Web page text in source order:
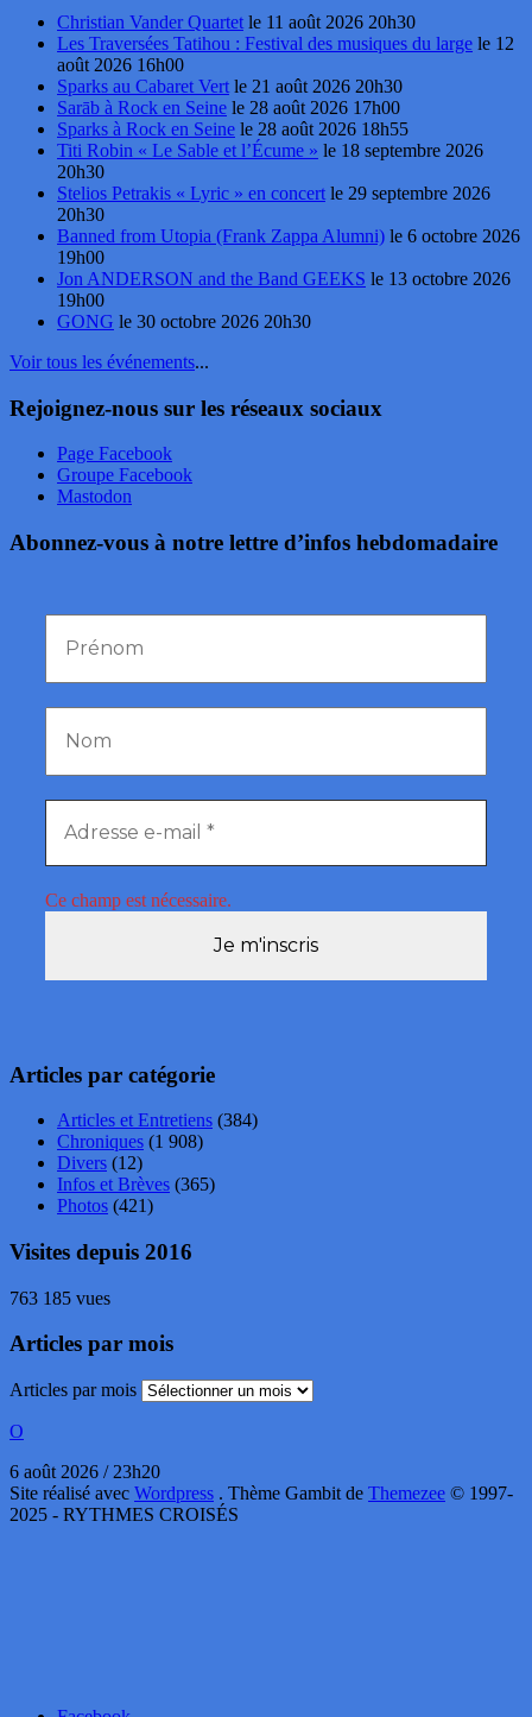
Christian Vander Quartet le 11 août 2026 20h30
Les Traversées Tatihou : Festival des musiques du large le 12
août 2026 16h00
Sparks au Cabaret Vert le 21 août 2026 20h30
Sarāb à Rock en Seine le 28 août 2026 17h00
Sparks à Rock en Seine le 28 août 2026 18h55
Titi Robin « Le Sable et l’Écume » le 18 septembre 2026
20h30
Stelios Petrakis « Lyric » en concert le 29 septembre 2026
20h30
Banned from Utopia (Frank Zappa Alumni) le 6 octobre 2026
19h00
Jon ANDERSON and the Band GEEKS le 13 octobre 2026
19h00
GONG le 30 octobre 2026 20h30
Voir tous les événements...
Rejoignez-nous sur les réseaux sociaux
Page Facebook
Groupe Facebook
Mastodon
Abonnez-vous à notre lettre d’infos hebdomadaire
Ce champ est nécessaire.
Articles par catégorie
Articles et Entretiens (384)
Chroniques (1 908)
Divers (12)
Infos et Brèves (365)
Photos (421)
Visites depuis 2016
763 185 vues
Articles par mois
Articles par mois
O
6 août 2026 / 23h20
Site réalisé avec Wordpress . Thème Gambit de Themezee © 1997-
2025 - RYTHMES CROISÉS